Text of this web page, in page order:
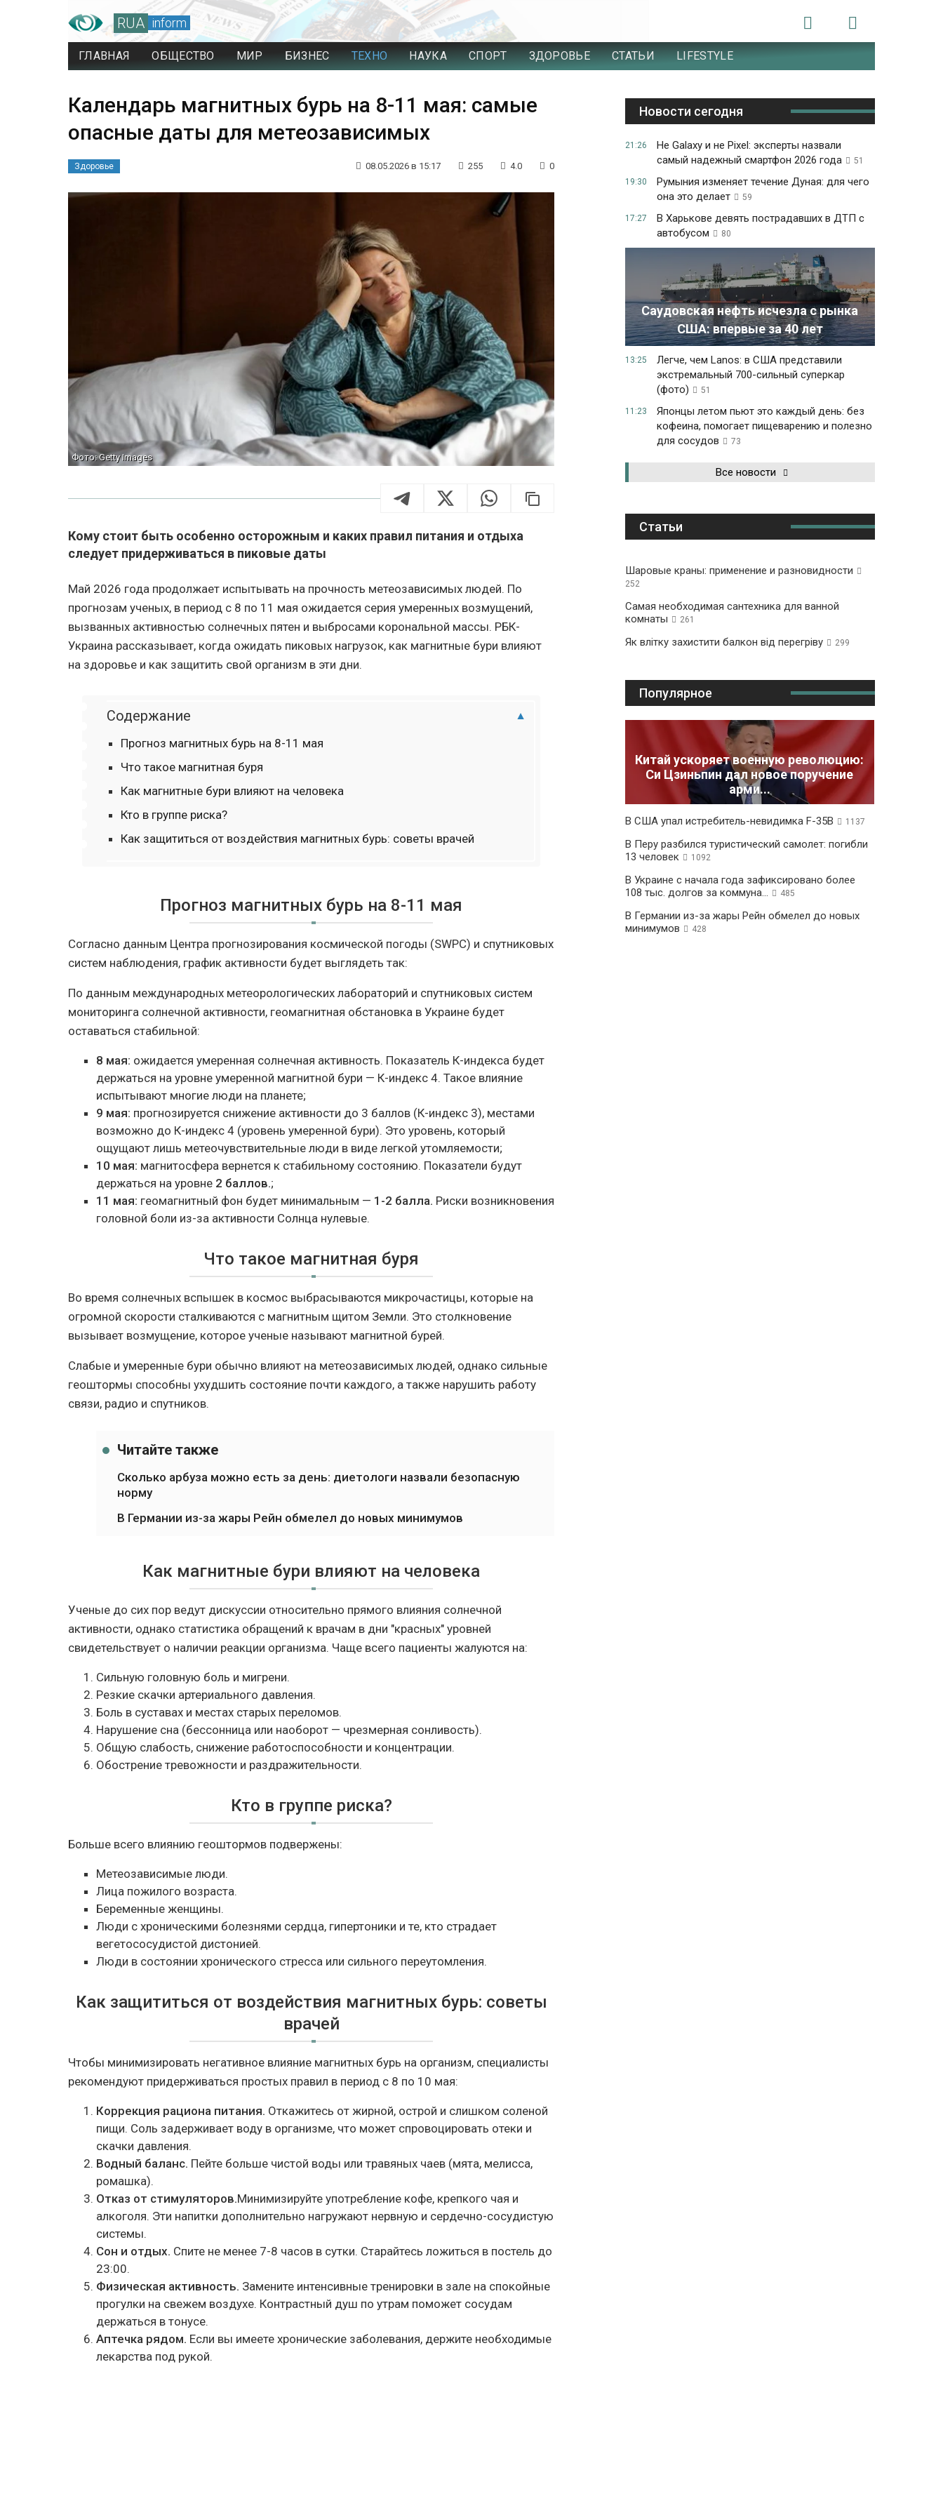
RUA inform
ГЛАВНАЯ ОБЩЕСТВО МИР БИЗНЕС ТЕХНО НАУКА СПОРТ ЗДОРОВЬЕ СТАТЬИ LIFESTYLE
Календарь магнитных бурь на 8-11 мая: самые
опасные даты для метеозависимых
Здоровье 08.05.2026 в 15:17 255 4.0 0
Фото: Getty Images
Кому стоит быть особенно осторожным и каких правил питания и отдыха
следует придерживаться в пиковые даты
Май 2026 года продолжает испытывать на прочность метеозависимых людей. По
прогнозам ученых, в период с 8 по 11 мая ожидается серия умеренных возмущений,
вызванных активностью солнечных пятен и выбросами корональной массы. РБК-
Украина рассказывает, когда ожидать пиковых нагрузок, как магнитные бури влияют
на здоровье и как защитить свой организм в эти дни.
Содержание
Прогноз магнитных бурь на 8-11 мая
Что такое магнитная буря
Как магнитные бури влияют на человека
Кто в группе риска?
Как защититься от воздействия магнитных бурь: советы врачей
Прогноз магнитных бурь на 8-11 мая
Согласно данным Центра прогнозирования космической погоды (SWPC) и спутниковых
систем наблюдения, график активности будет выглядеть так:
По данным международных метеорологических лабораторий и спутниковых систем
мониторинга солнечной активности, геомагнитная обстановка в Украине будет
оставаться стабильной:
8 мая: ожидается умеренная солнечная активность. Показатель К-индекса будет
держаться на уровне умеренной магнитной бури — К-индекс 4. Такое влияние
испытывают многие люди на планете;
9 мая: прогнозируется снижение активности до 3 баллов (К-индекс 3), местами
возможно до К-индекс 4 (уровень умеренной бури). Это уровень, который
ощущают лишь метеочувствительные люди в виде легкой утомляемости;
10 мая: магнитосфера вернется к стабильному состоянию. Показатели будут
держаться на уровне 2 баллов.;
11 мая: геомагнитный фон будет минимальным — 1-2 балла. Риски возникновения
головной боли из-за активности Солнца нулевые.
Что такое магнитная буря
Во время солнечных вспышек в космос выбрасываются микрочастицы, которые на
огромной скорости сталкиваются с магнитным щитом Земли. Это столкновение
вызывает возмущение, которое ученые называют магнитной бурей.
Слабые и умеренные бури обычно влияют на метеозависимых людей, однако сильные
геоштормы способны ухудшить состояние почти каждого, а также нарушить работу
связи, радио и спутников.
Читайте также
Сколько арбуза можно есть за день: диетологи назвали безопасную
норму
В Германии из-за жары Рейн обмелел до новых минимумов
Как магнитные бури влияют на человека
Ученые до сих пор ведут дискуссии относительно прямого влияния солнечной
активности, однако статистика обращений к врачам в дни "красных" уровней
свидетельствует о наличии реакции организма. Чаще всего пациенты жалуются на:
Сильную головную боль и мигрени.
Резкие скачки артериального давления.
Боль в суставах и местах старых переломов.
Нарушение сна (бессонница или наоборот — чрезмерная сонливость).
Общую слабость, снижение работоспособности и концентрации.
Обострение тревожности и раздражительности.
Кто в группе риска?
Больше всего влиянию геоштормов подвержены:
Метеозависимые люди.
Лица пожилого возраста.
Беременные женщины.
Люди с хроническими болезнями сердца, гипертоники и те, кто страдает
вегетососудистой дистонией.
Люди в состоянии хронического стресса или сильного переутомления.
Как защититься от воздействия магнитных бурь: советы
врачей
Чтобы минимизировать негативное влияние магнитных бурь на организм, специалисты
рекомендуют придерживаться простых правил в период с 8 по 10 мая:
Коррекция рациона питания. Откажитесь от жирной, острой и слишком соленой
пищи. Соль задерживает воду в организме, что может спровоцировать отеки и
скачки давления.
Водный баланс. Пейте больше чистой воды или травяных чаев (мята, мелисса,
ромашка).
Отказ от стимуляторов.Минимизируйте употребление кофе, крепкого чая и
алкоголя. Эти напитки дополнительно нагружают нервную и сердечно-сосудистую
системы.
Сон и отдых. Спите не менее 7-8 часов в сутки. Старайтесь ложиться в постель до
23:00.
Физическая активность. Замените интенсивные тренировки в зале на спокойные
прогулки на свежем воздухе. Контрастный душ по утрам поможет сосудам
держаться в тонусе.
Аптечка рядом. Если вы имеете хронические заболевания, держите необходимые
лекарства под рукой.
Новости сегодня
21:26
Не Galaxy и не Pixel: эксперты назвали
самый надежный смартфон 2026 года
51
19:30
Румыния изменяет течение Дуная: для чего
она это делает
59
17:27
В Харькове девять пострадавших в ДТП с
автобусом
80
Саудовская нефть исчезла с рынка
США: впервые за 40 лет
13:25
Легче, чем Lanos: в США представили
экстремальный 700-сильный суперкар
(фото)
51
11:23
Японцы летом пьют это каждый день: без
кофеина, помогает пищеварению и полезно
для сосудов
73
Все новости
Статьи
Шаровые краны: применение и разновидности
252
Самая необходимая сантехника для ванной
комнаты
261
Як влітку захистити балкон від перегріву 299
Популярное
Китай ускоряет военную революцию:
Си Цзиньпин дал новое поручение
арми...
В США упал истребитель-невидимка F-35B 1137
В Перу разбился туристический самолет: погибли
13 человек
1092
В Украине с начала года зафиксировано более
108 тыс. долгов за коммуна...
485
В Германии из-за жары Рейн обмелел до новых
минимумов
428